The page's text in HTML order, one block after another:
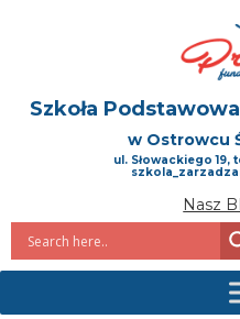
Szkoła
w Ostrowcu
ul. Słowackiego 19,
Nasz